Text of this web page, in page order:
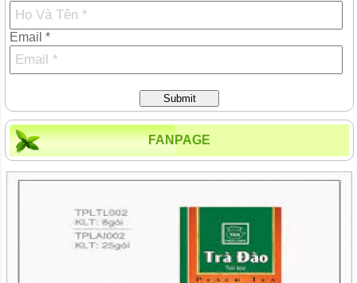
Email *
Submit
FANPAGE